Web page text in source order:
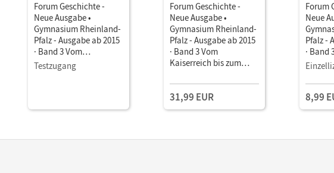
Forum Geschichte -
Neue Ausgabe •
Gymnasium Rheinland-
Pfalz - Ausgabe ab 2015
· Band 3 Vom
Kaiserreich bis zum
Ende des Zweiten
Testzugang
Forum Geschichte -
Neue Ausgabe •
Gymnasium Rheinland-
Pfalz - Ausgabe ab 2015
· Band 3 Vom
Kaiserreich bis zum
Weltkrieges • Schulbuch
31,99 EUR
Forum
Neue
Pfalz -
· Band
als E-
8,99